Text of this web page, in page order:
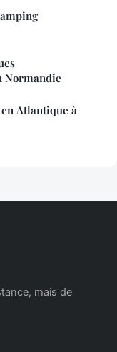
Normandie
Atlantique à
mais de